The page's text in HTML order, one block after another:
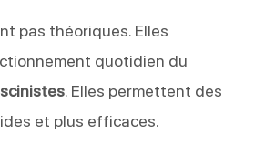
pas théoriques. Elles
quotidien du
. Elles permettent des
et plus efficaces.